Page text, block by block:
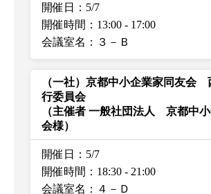
開催日：5/7
開催時間：13:00 - 17:00
会議室名：３－Ｂ
（一社）京都中小企業家同友会
行委員会
（主催者 一般社団法人 京都中
会様）
開催日：5/7
開催時間：18:30 - 21:00
会議室名：４－Ｄ